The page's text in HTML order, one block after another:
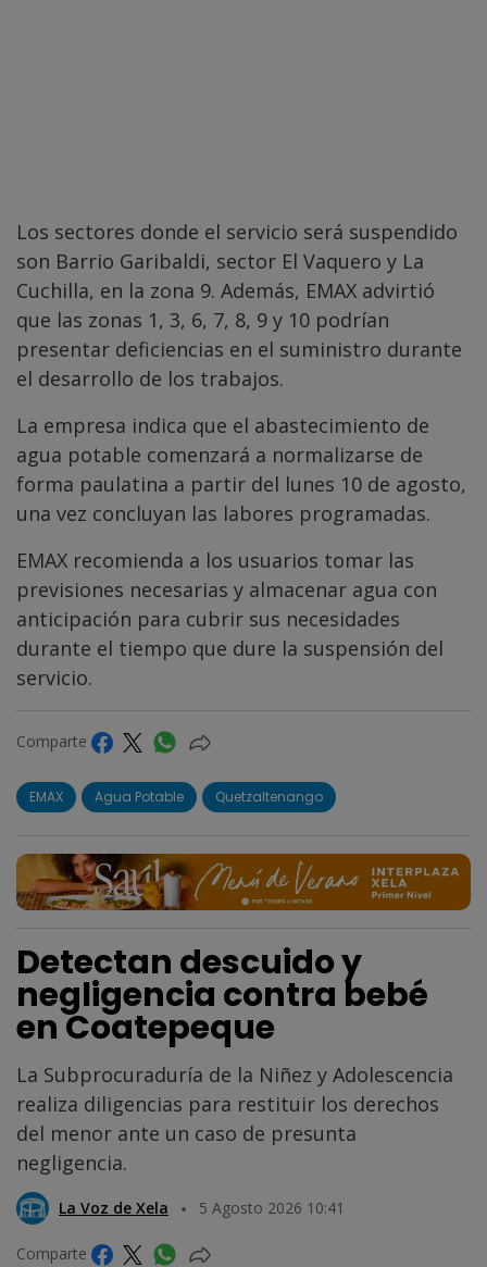
Los sectores donde el servicio será suspendido
son Barrio Garibaldi, sector El Vaquero y La
Cuchilla, en la zona 9. Además, EMAX advirtió
que las zonas 1, 3, 6, 7, 8, 9 y 10 podrían
presentar deficiencias en el suministro durante
el desarrollo de los trabajos.
La empresa indica que el abastecimiento de
agua potable comenzará a normalizarse de
forma paulatina a partir del lunes 10 de agosto,
una vez concluyan las labores programadas.
EMAX recomienda a los usuarios tomar las
previsiones necesarias y almacenar agua con
anticipación para cubrir sus necesidades
durante el tiempo que dure la suspensión del
servicio.
Comparte
EMAX Agua Potable Quetzaltenango
Detectan descuido y
negligencia contra bebé
en Coatepeque
La Subprocuraduría de la Niñez y Adolescencia
realiza diligencias para restituir los derechos
del menor ante un caso de presunta
negligencia.
La Voz de Xela 5 Agosto 2026 10:41
Comparte